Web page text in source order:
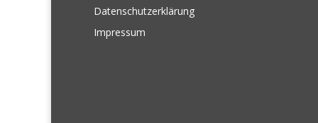
Datenschutzerklärung
Impressum